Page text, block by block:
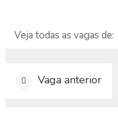
a
r
g
a
Veja todas as vagas de:
Vaga anterior